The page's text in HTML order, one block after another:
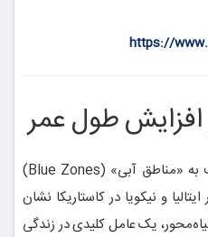
https://
مطالعات جمعیتی در نقاط معروف به «مناطق آبی» (Blue Zones)
و نیکویا در کاستاریکا نشان
یک عامل کلیدی در زندگی